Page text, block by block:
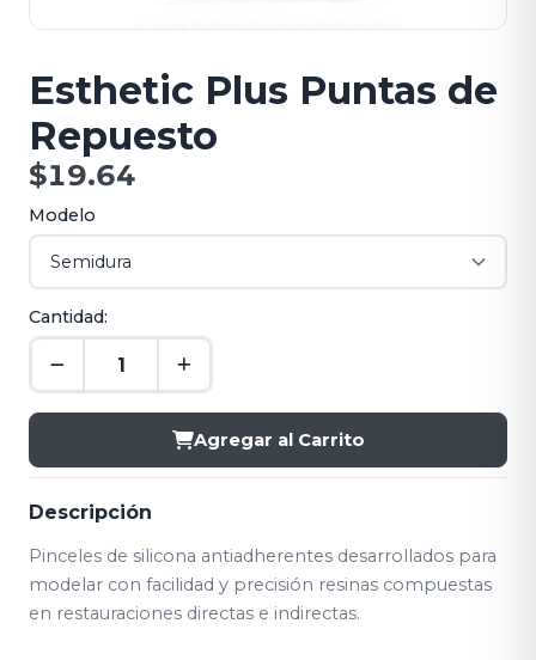
Esthetic Plus Puntas de
Repuesto
$19.64
Modelo
Cantidad:
Agregar al Carrito
Descripción
Pinceles de silicona antiadherentes desarrollados para
modelar con facilidad y precisión resinas compuestas
en restauraciones directas e indirectas.